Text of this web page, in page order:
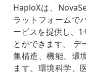
HaploXは、
ラットフォームで
ービスを提供し、
とができます。 デ
集構造、機能、環
ます。環境科学、